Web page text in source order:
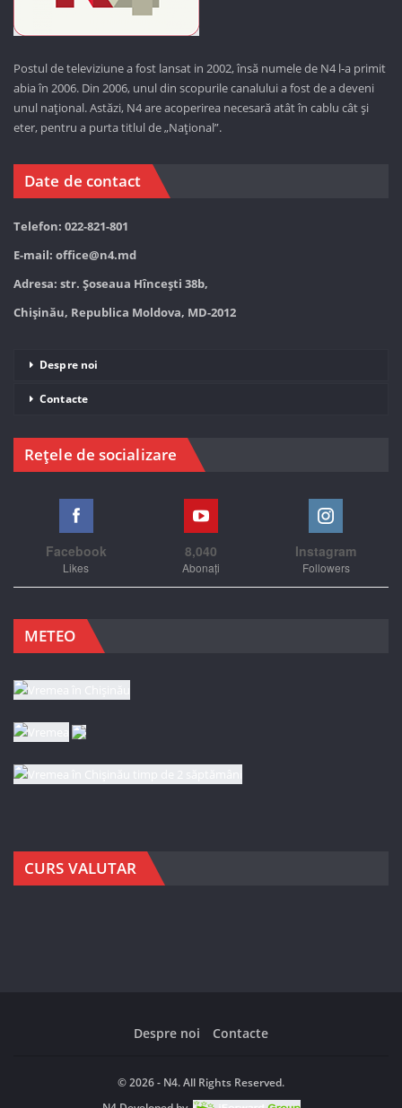
Postul de televiziune a fost lansat in 2002, însă numele de N4 l-a primit
abia în 2006. Din 2006, unul din scopurile canalului a fost de a deveni
unul național. Astăzi, N4 are acoperirea necesară atât în cablu cât și
eter, pentru a purta titlul de „Național”.
Date de contact
Telefon: 022-821-801
E-mail: office@n4.md
Adresa: str. Șoseaua Hînceşti 38b,
Chișinău, Republica Moldova, MD-2012
Despre noi
Contacte
Rețele de socializare
Facebook
Likes
8,040
Abonați
Instagram
Followers
METEO
CURS VALUTAR
Despre noi Contacte
© 2026 - N4. All Rights Reserved.